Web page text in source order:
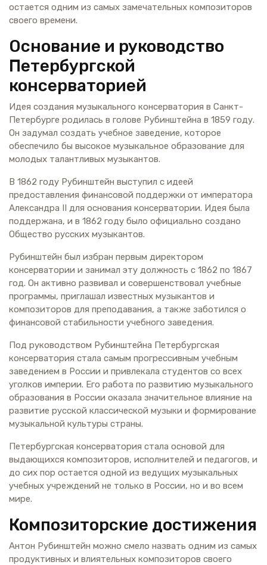
остается одним из самых замечательных композиторов
своего времени.
Основание и руководство
Петербургской
консерваторией
Идея создания музыкального консерватория в Санкт-
Петербурге родилась в голове Рубинштейна в 1859 году.
Он задумал создать учебное заведение, которое
обеспечило бы высокое музыкальное образование для
молодых талантливых музыкантов.
В 1862 году Рубинштейн выступил с идеей
предоставления финансовой поддержки от императора
Александра II для основания консерватории. Идея была
поддержана, и в 1862 году было официально создано
Общество русских музыкантов.
Рубинштейн был избран первым директором
консерватории и занимал эту должность с 1862 по 1867
год. Он активно развивал и совершенствовал учебные
программы, приглашал известных музыкантов и
композиторов для преподавания, а также заботился о
финансовой стабильности учебного заведения.
Под руководством Рубинштейна Петербургская
консерватория стала самым прогрессивным учебным
заведением в России и привлекала студентов со всех
уголков империи. Его работа по развитию музыкального
образования в России оказала значительное влияние на
развитие русской классической музыки и формирование
музыкальной культуры страны.
Петербургская консерватория стала основой для
выдающихся композиторов, исполнителей и педагогов, и
до сих пор остается одной из ведущих музыкальных
учебных учреждений не только в России, но и во всем
мире.
Композиторские достижения
Антон Рубинштейн можно смело назвать одним из самых
продуктивных и влиятельных композиторов своего